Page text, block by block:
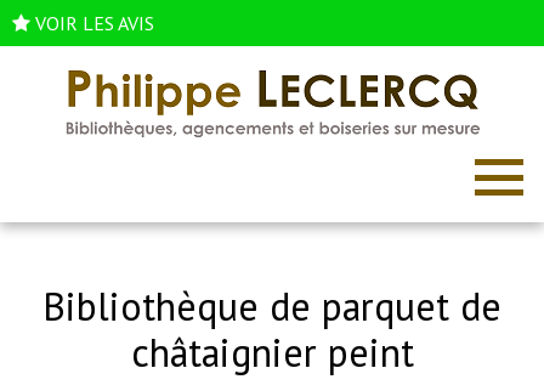
VOIR LES AVIS
Bibliothèque de parquet de
châtaignier peint